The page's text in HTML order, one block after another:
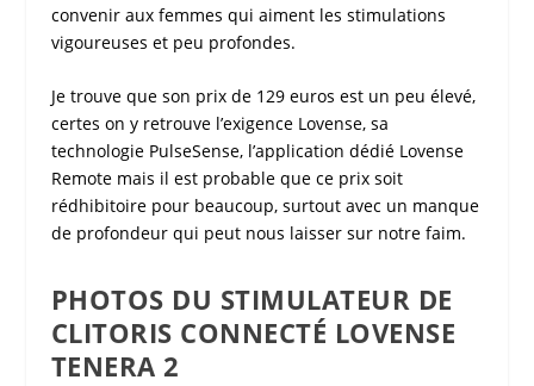
convenir aux femmes qui aiment les stimulations
vigoureuses et peu profondes.
Je trouve que son prix de 129 euros est un peu élevé,
certes on y retrouve l’exigence Lovense, sa
technologie PulseSense, l’application dédié Lovense
Remotemais il est probable que ce prix soit
rédhibitoire pour beaucoup, surtout avec un manque
de profondeur qui peut nous laisser sur notre faim.
PHOTOS DU STIMULATEUR DE
CLITORIS CONNECTÉ LOVENSE
TENERA 2